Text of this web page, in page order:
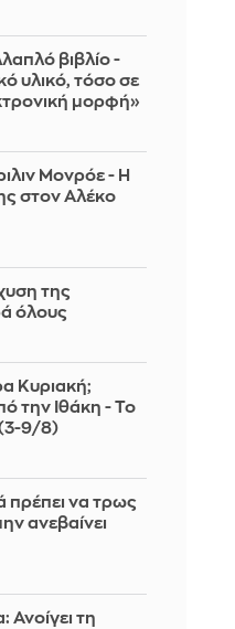
βιβλίο -
υλικό, τόσο σε
μορφή»
Μονρόε - Η
στον Αλέκο
της
όλους
Κυριακή;
την Ιθάκη - Το
(3-9/8)
πρέπει να τρως
ανεβαίνει
Ανοίγει τη